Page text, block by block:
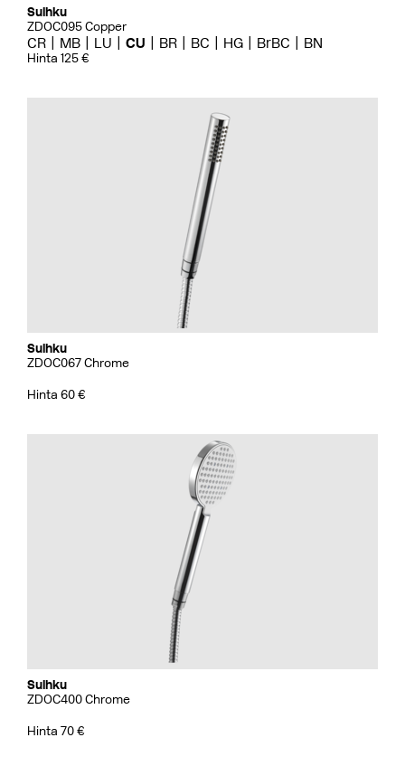
Suihku
ZDOC095 Copper
CR MB LU CU BR BC HG BrBC BN
Hinta 125 €
Suihku
ZDOC067 Chrome
Hinta 60 €
Suihku
ZDOC400 Chrome
Hinta 70 €